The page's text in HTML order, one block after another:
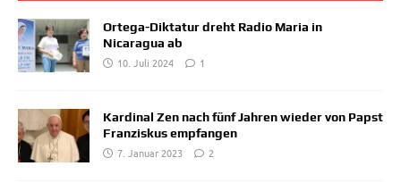
Ortega-Diktatur dreht Radio Maria in
Nicaragua ab
10. Juli 2024
1
Kardinal Zen nach fünf Jahren wieder von Papst
Franziskus empfangen
7. Januar 2023
2